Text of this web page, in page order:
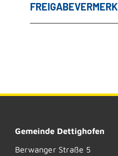
FREIGABEVERMERK
Gemeinde Dettighofen
Berwanger Straße 5